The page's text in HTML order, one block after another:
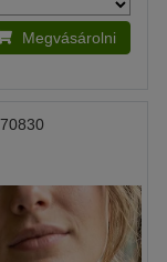
Megvásárolni